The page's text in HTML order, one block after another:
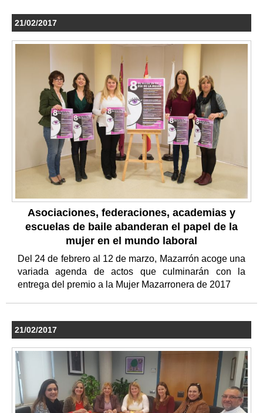
21/02/2017
Asociaciones, federaciones, academias y
escuelas de baile abanderan el papel de la
mujer en el mundo laboral
Del 24 de febrero al 12 de marzo, Mazarrón acoge una
variada agenda de actos que culminarán con la
entrega del premio a la Mujer Mazarronera de 2017
21/02/2017